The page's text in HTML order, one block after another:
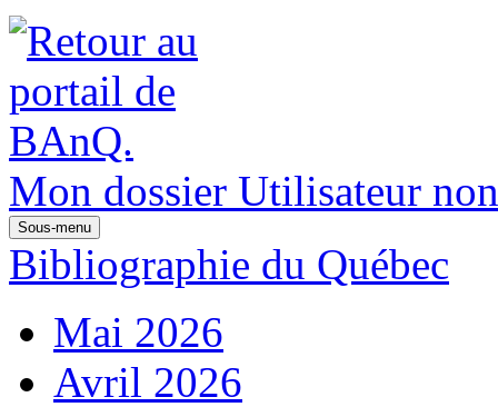
Mon dossier Utilisateur
Sous-menu
Bibliographie du Québec
Mai 2026
Avril 2026